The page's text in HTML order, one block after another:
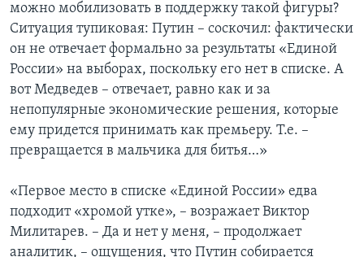
можно мобилизовать в поддержку такой фигуры?
Ситуация тупиковая: Путин – соскочил: фактически
он не отвечает формально за результаты «Единой
России» на выборах, поскольку его нет в списке. А
вот Медведев – отвечает, равно как и за
непопулярные экономические решения, которые
ему придется принимать как премьеру. Т.е. –
превращается в мальчика для битья…»
«Первое место в списке «Единой России» едва
подходит «хромой утке», – возражает Виктор
Милитарев. – Да и нет у меня, – продолжает
аналитик, – ощущения, что Путин собирается